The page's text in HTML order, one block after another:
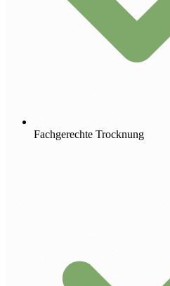
Fachgerechte Trocknung